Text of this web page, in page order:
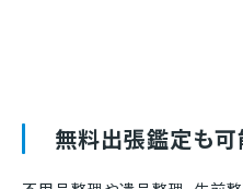
無料出張鑑定も可